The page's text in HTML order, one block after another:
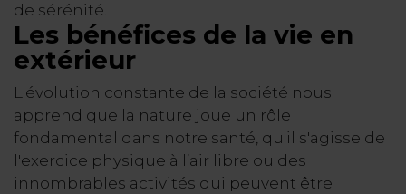
de sérénité.
Les bénéfices de la vie en
extérieur
L'évolution constante de la société nous
apprend que la nature joue un rôle
fondamental dans notre santé, qu'il s'agisse de
l'exercice physique à l’air libre ou des
innombrables activités qui peuvent être